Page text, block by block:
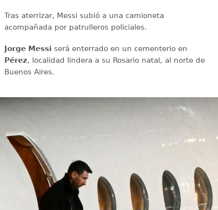
Tras aterrizar, Messi subió a una camioneta
acompañada por patrulleros policiales.
Jorge Messi será enterrado en un cementerio en
Pérez, localidad lindera a su Rosario natal, al norte de
Buenos Aires.